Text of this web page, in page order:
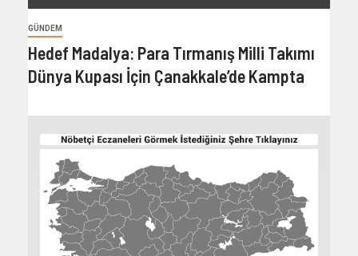
GÜNDEM
Hedef Madalya: Para Tırmanış Milli Takımı
Dünya Kupası İçin Çanakkale’de Kampta